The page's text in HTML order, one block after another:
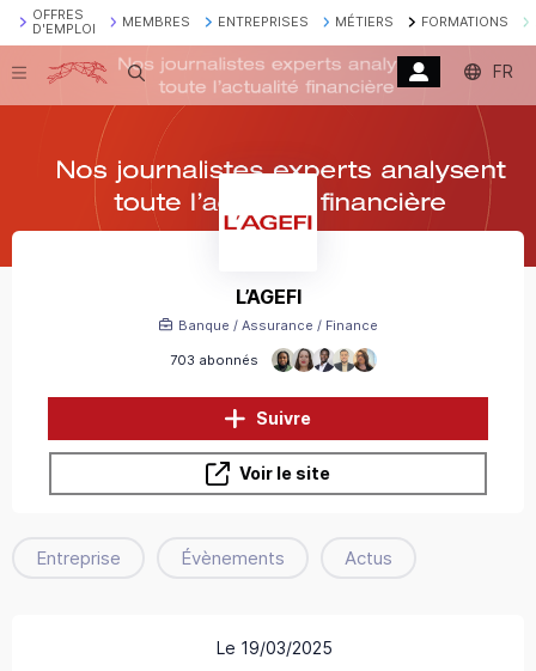
OFFRES
D'EMPLOI
MEMBRES ENTREPRISES MÉTIERS FORMATIONS
Recherche FR
L’AGEFI
703 abonnés
Banque / Assurance / Finance
Suivre
Voir le site
Entreprise Évènements Actus
Le 19/03/2025